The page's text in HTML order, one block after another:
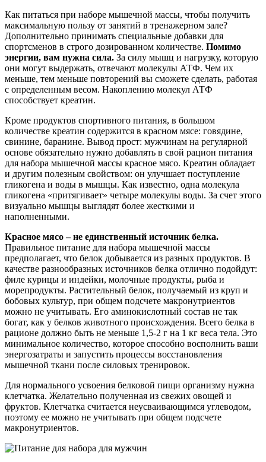
Как питаться при наборе мышечной массы, чтобы получить
максимальную пользу от занятий в тренажерном зале?
Дополнительно принимать специальные добавки для
спортсменов в строго дозированном количестве. Помимо
энергии, вам нужна сила. За силу мышц и нагрузку, которую
они могут выдержать, отвечают молекулы АТФ. Чем их
меньше, тем меньше повторений вы сможете сделать, работая
с определенным весом. Накоплению молекул АТФ
способствует креатин.
Кроме продуктов спортивного питания, в большом
количестве креатин содержится в красном мясе: говядине,
свинине, баранине. Вывод прост: мужчинам на регулярной
основе обязательно нужно добавлять в свой рацион питания
для набора мышечной массы красное мясо. Креатин обладает
и другим полезным свойством: он улучшает поступление
гликогена и воды в мышцы. Как известно, одна молекула
гликогена «притягивает» четыре молекулы воды. За счет этого
визуально мышцы выглядят более жесткими и
наполненными.
Красное мясо – не единственный источник белка.
Правильное питание для набора мышечной массы
предполагает, что белок добывается из разных продуктов. В
качестве разнообразных источников белка отлично подойдут:
филе курицы и индейки, молочные продукты, рыба и
морепродукты. Растительный белок, получаемый из круп и
бобовых культур, при общем подсчете макронутриентов
можно не учитывать. Его аминокислотный состав не так
богат, как у белков животного происхождения. Всего белка в
рационе должно быть не меньше 1,5-2 г на 1 кг веса тела. Это
минимальное количество, которое способно восполнить ваши
энергозатраты и запустить процессы восстановления
мышечной ткани после силовых тренировок.
Для нормального усвоения белковой пищи организму нужна
клетчатка. Желательно полученная из свежих овощей и
фруктов. Клетчатка считается неусваивающимся углеводом,
поэтому ее можно не учитывать при общем подсчете
макронутриентов.